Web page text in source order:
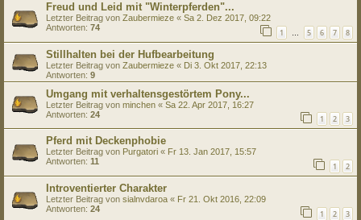
Freud und Leid mit "Winterpferden"...
Letzter Beitrag von Zaubermieze « Sa 2. Dez 2017, 09:22
Antworten: 74 1 … 5 6 7 8
Stillhalten bei der Hufbearbeitung
Letzter Beitrag von Zaubermieze « Di 3. Okt 2017, 22:13
Antworten: 9
Umgang mit verhaltensgestörtem Pony...
Letzter Beitrag von minchen « Sa 22. Apr 2017, 16:27
Antworten: 24 1 2 3
Pferd mit Deckenphobie
Letzter Beitrag von Purgatori « Fr 13. Jan 2017, 15:57
Antworten: 11 1 2
Introventierter Charakter
Letzter Beitrag von sialnvdaroa « Fr 21. Okt 2016, 22:09
Antworten: 24 1 2 3